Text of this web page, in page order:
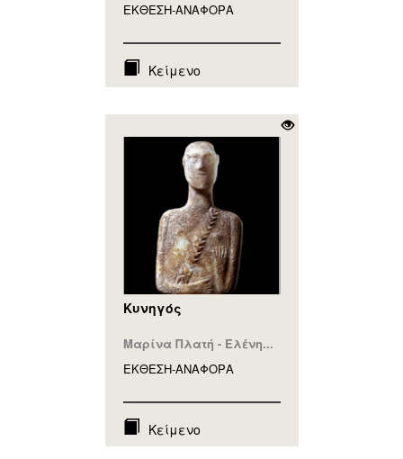
ΕΚΘΕΣΗ-ΑΝΑΦΟΡA
Κείμενο
Κυνηγός
Μαρίνα Πλατή - Ελένη...
ΕΚΘΕΣΗ-ΑΝΑΦΟΡA
Κείμενο